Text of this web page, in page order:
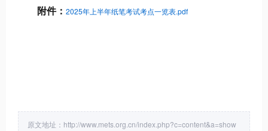
附件： 2025年上半年纸笔考试考点一览表.pdf
原文地址：http://www.mets.org.cn/index.php?c=content&a=show